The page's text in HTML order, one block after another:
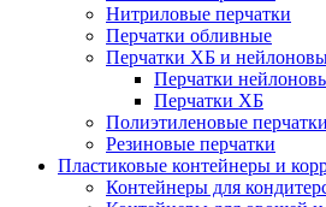
Нитриловые перчатки
Перчатки обливные
Перчатки ХБ и
Перчатки
Перчатки ХБ
Полиэтиленовые
Резиновые перчатки
Пластиковые контейнеры и
Контейнеры для